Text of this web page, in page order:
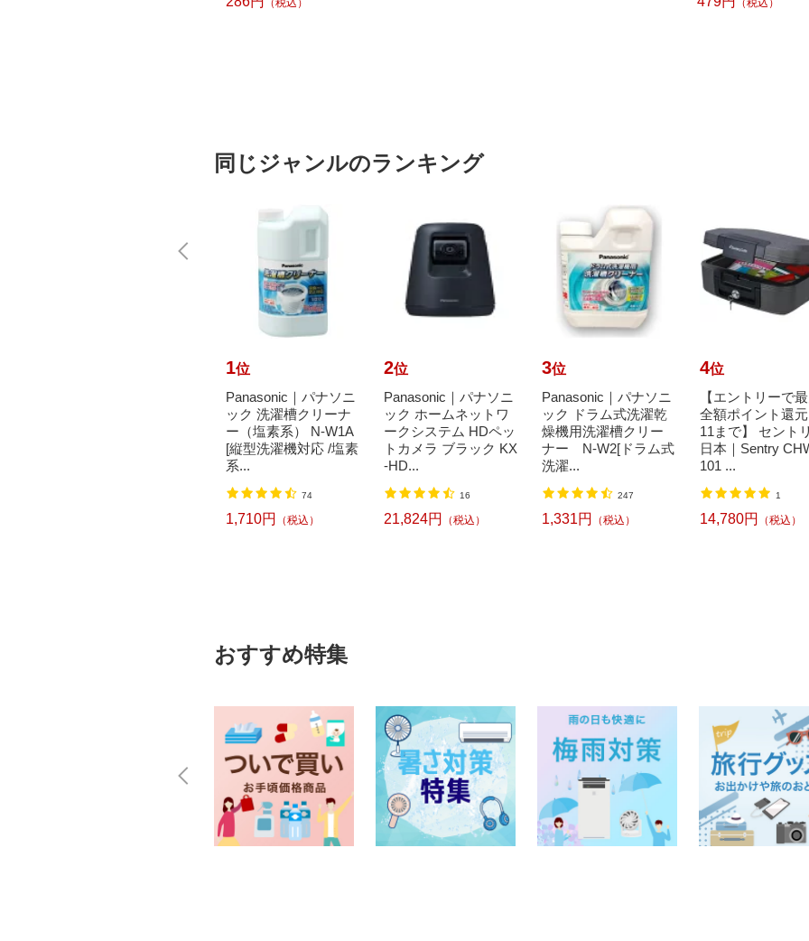
（税込） （税込）
同じジャンルのランキング
1位
Panasonic｜パナソニ
ック 洗濯槽クリーナ
ー（塩素系） N-W1A
[縦型洗濯機対応 /塩素
系...
74
1,710円 （税込）
2位
Panasonic｜パナソニ
ック ホームネットワ
ークシステム HDペッ
トカメラ ブラック KX
-HD...
16
21,824円 （税込）
3位
Panasonic｜パナソニ
ック ドラム式洗濯乾
燥機用洗濯槽クリー
ナー N-W2[ドラム式
洗濯...
247
1,331円 （税込）
4位
【エントリーで
全額ポイント還
11まで】 セント
日本｜Sentry
101 ...
1
14,780円 （税込）
おすすめ特集